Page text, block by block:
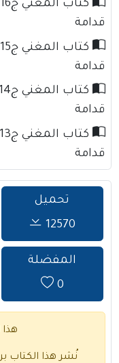
قدامة
قدامة
قدامة
قدامة
تحميل
12570
المفضلة
0
نُشر هذا الكتاب